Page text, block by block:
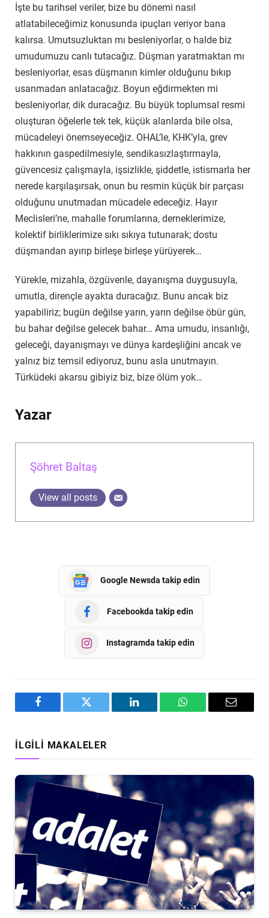
İşte bu tarihsel veriler, bize bu dönemi nasıl
atlatabileceğimiz konusunda ipuçları veriyor bana
kalırsa. Umutsuzluktan mı besleniyorlar, o halde biz
umudumuzu canlı tutacağız. Düşman yaratmaktan mı
besleniyorlar, esas düşmanın kimler olduğunu bıkıp
usanmadan anlatacağız. Boyun eğdirmekten mi
besleniyorlar, dik duracağız. Bu büyük toplumsal resmi
oluşturan öğelerle tek tek, küçük alanlarda bile olsa,
mücadeleyi önemseyeceğiz. OHAL’le, KHK’yla, grev
hakkının gaspedilmesiyle, sendikasızlaştırmayla,
güvencesiz çalışmayla, işsizlikle, şiddetle, istismarla her
nerede karşılaşırsak, onun bu resmin küçük bir parçası
olduğunu unutmadan mücadele edeceğiz. Hayır
Meclisleri’ne, mahalle forumlarına, derneklerimize,
kolektif birliklerimize sıkı sıkıya tutunarak; dostu
düşmandan ayırıp birleşe birleşe yürüyerek…
Yürekle, mizahla, özgüvenle, dayanışma duygusuyla,
umutla, dirençle ayakta duracağız. Bunu ancak biz
yapabiliriz; bugün değilse yarın, yarın değilse öbür gün,
bu bahar değilse gelecek bahar… Ama umudu, insanlığı,
geleceği, dayanışmayı ve dünya kardeşliğini ancak ve
yalnız biz temsil ediyoruz, bunu asla unutmayın.
Türküdeki akarsu gibiyiz biz, bize ölüm yok…
Yazar
Şöhret Baltaş
View all posts
Google Newsda takip edin
Facebookda takip edin
Instagramda takip edin
Facebook Twitter LinkedIn WhatsAppEmail
İLGILI MAKALELER